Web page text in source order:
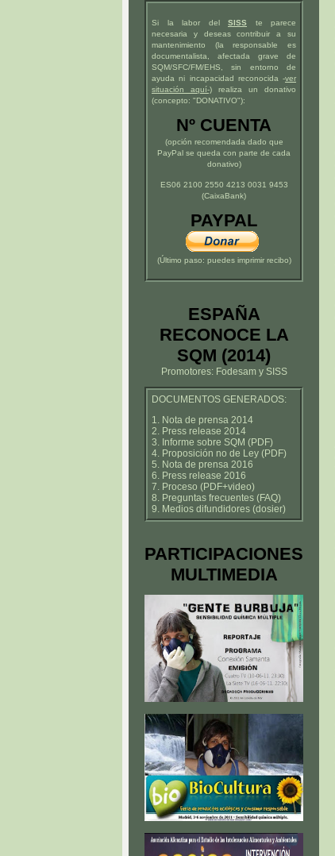
Si la labor del SISS te parece
necesaria y deseas contribuir a su
mantenimiento (la responsable es
documentalista, afectada grave de
SQM/SFC/FM/EHS, sin entorno de
ayuda ni incapacidad reconocida -ver
situación aquí-) realiza un donativo
(concepto: "DONATIVO"):
Nº CUENTA
(opción recomendada dado que
PayPal se queda con parte de cada
donativo)
ES06 2100 2550 4213 0031 9453
(CaixaBank)
PAYPAL
(Último paso: puedes imprimir recibo)
ESPAÑA
RECONOCE LA
SQM (2014)
Promotores: Fodesam y SISS
DOCUMENTOS GENERADOS:
1. Nota de prensa 2014
2. Press release 2014
3. Informe sobre SQM (PDF)
4. Proposición no de Ley (PDF)
5. Nota de prensa 2016
6. Press release 2016
7. Proceso (PDF+video)
8. Preguntas frecuentes (FAQ)
9. Medios difundidores (dosier)
PARTICIPACIONES
MULTIMEDIA